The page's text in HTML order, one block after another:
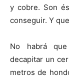
y cobre. Son
conseguir. Y
No habrá
decapitar un
metros de